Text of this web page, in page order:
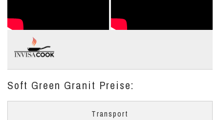
Soft Green Granit Preise:
Transport